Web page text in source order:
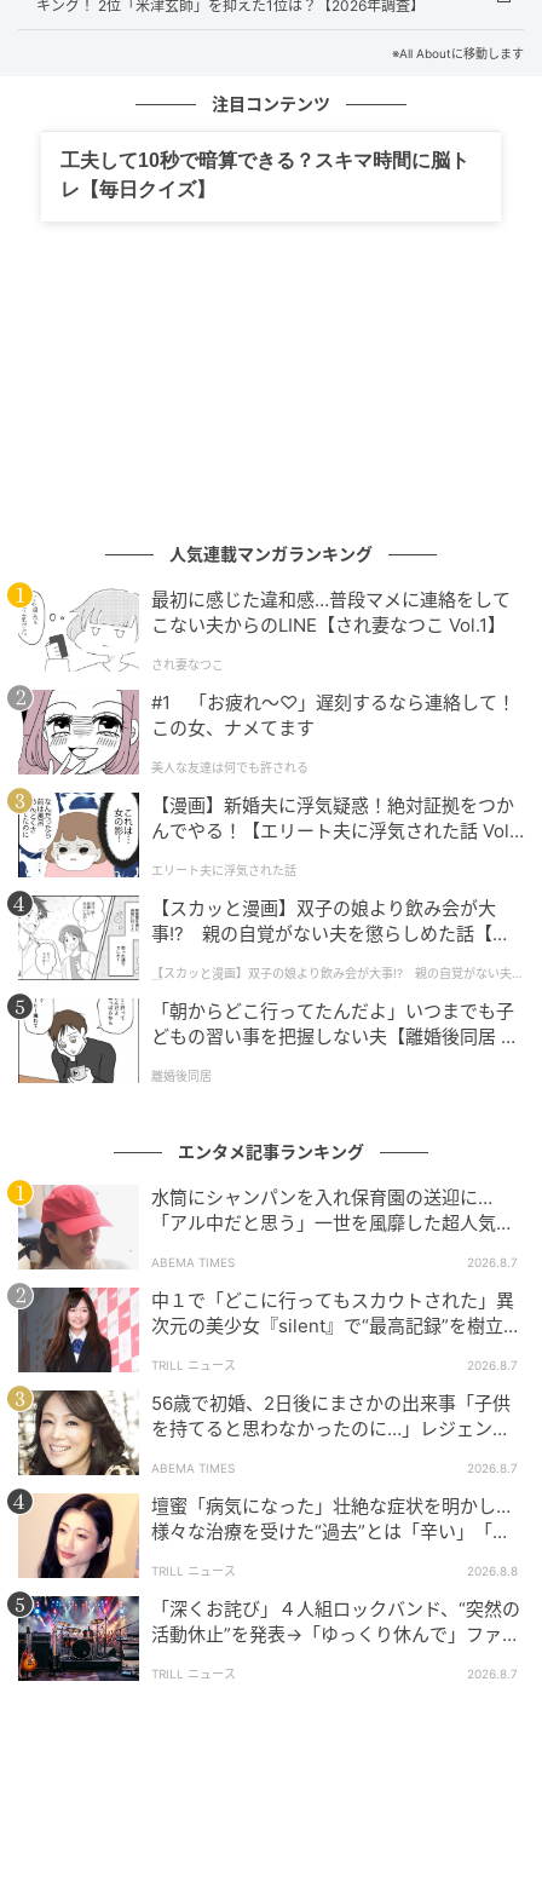
まいはそのままに、近年はより成熟した演技で多くの
回答者コメント
いますが、それでも早慶に入学していたと知り、その
ギャップに強い驚きを感じました」（40代女性／兵庫
県）
1位：トリンドル玲奈（慶應義塾大学 環境情報
学部）／43票
見事1位に輝いたのは、慶應義塾大学環境情報学部を卒
業したトリンドル玲奈さんです。モデルとして芸能界
のキャリアをスタートし、現在は俳優としても独自の
ポジションを確立しています。おっとりとした華やか
な雰囲気と、名門慶應出身という高い知性あふれる経
歴とのギャップが多くの驚きを生みました。
「可愛らしい方で、若いころから芸能活動一本に集中
していたと思っていました」（50代女性／神奈川県）
「いつもバラエティ番組で明るい天然の雰囲気があっ
たから」（20代男性／神奈川県）
「これまであまり高学歴というイメージがなかった。
偏見だけど、モデル出身の方に高学歴のイメージがあ
まりない」（30代女性／広島県）
※回答者からのコメントは原文ママです
※記事内容は執筆時点のものです。最新の内容をご確
認ください
文：坂上 恵
キング！ 2位「米津玄師」を抑えた1位は？【2026年調査】
※All Aboutに移動します
注目コンテンツ
工夫して10秒で暗算できる？スキマ時間に脳ト
レ【毎日クイズ】
人気連載マンガランキング
最初に感じた違和感…普段マメに連絡をして
こない夫からのLINE【され妻なつこ Vol.1】
され妻なつこ
#1 「お疲れ〜♡」遅刻するなら連絡して！
この女、ナメてます
美人な友達は何でも許される
【漫画】新婚夫に浮気疑惑！絶対証拠をつか
んでやる！【エリート夫に浮気された話 Vol.
エリート夫に浮気された話
【スカッと漫画】双子の娘より飲み会が大
事!? 親の自覚がない夫を懲らしめた話【第1
【スカッと漫画】双子の娘より飲み会が大事!? 親の自覚がない夫を
懲らしめた話
「朝からどこ行ってたんだよ」いつまでも子
どもの習い事を把握しない夫【離婚後同居 Vo
離婚後同居
エンタメ記事ランキング
水筒にシャンパンを入れ保育園の送迎に…
「アル中だと思う」一世を風靡した超人気タ
ABEMA TIMES 2026.8.7
中１で「どこに行ってもスカウトされた」異
次元の美少女『silent』で“最高記録”を樹立し
TRILL ニュース 2026.8.7
56歳で初婚、2日後にまさかの出来事「子供
を持てると思わなかったのに…」レジェンド
ABEMA TIMES 2026.8.7
壇蜜「病気になった」壮絶な症状を明かし…
様々な治療を受けた“過去”とは「辛い」「苦
TRILL ニュース 2026.8.8
「深くお詫び」４人組ロックバンド、“突然の
活動休止”を発表→「ゆっくり休んで」ファン
TRILL ニュース 2026.8.7